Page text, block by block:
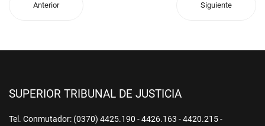
Anterior Siguiente
SUPERIOR TRIBUNAL DE JUSTICIA
Tel. Conmutador: (0370) 4425.190 - 4426.163 - 4420.215 -